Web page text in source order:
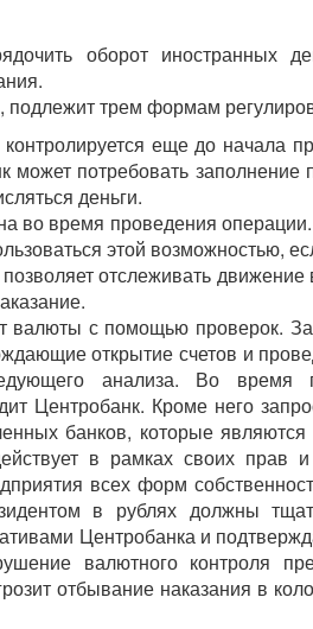
оборот иностранных
подлежит трем формам
еще до начала
потребовать заполнение
деньги.
во время проведения
этой возможностью,
отслеживать
валюты с помощью проверок.
открытие счетов и
анализа. Во время
Центробанк. Кроме него
банков, которые
в рамках своих
всех форм
в рублях должны
Центробанка и
валютного контроля
отбывание наказания в